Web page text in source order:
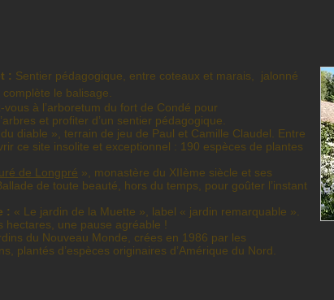
: Sentier pédagogique, entre coteaux et marais, jalonné
le balisage.
vous à l’arboretum du fort de Condé pour
et profiter d’un sentier pédagogique.
diable », terrain de jeu de Paul et Camille Claudel. Entre
ce site insolite et exceptionnel : 190 espèces de plantes
de Longpré », monastère du XIIème siècle et ses
de toute beauté, hors du temps, pour goûter l’instant
: « Le jardin de la Muette », label « jardin remarquable ».
hectares, une pause agréable !
du Nouveau Monde, crées en 1986 par les
plantés d’espèces originaires d’Amérique du Nord.